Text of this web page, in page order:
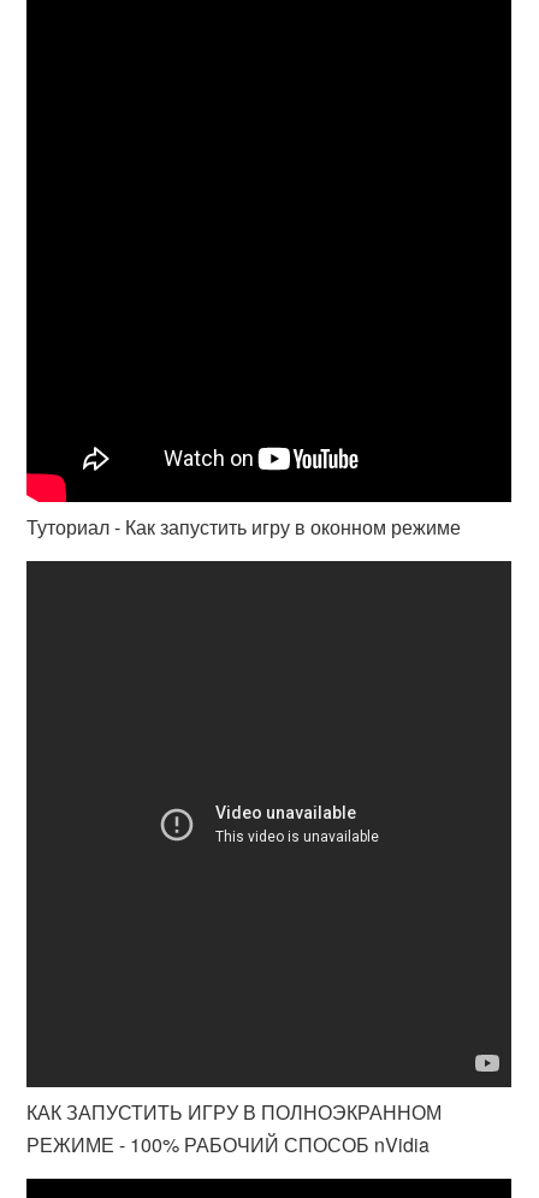
Туториал - Как запустить игру в оконном режиме
КАК ЗАПУСТИТЬ ИГРУ В ПОЛНОЭКРАННОМ
РЕЖИМЕ - 100% РАБОЧИЙ СПОСОБ nVidia